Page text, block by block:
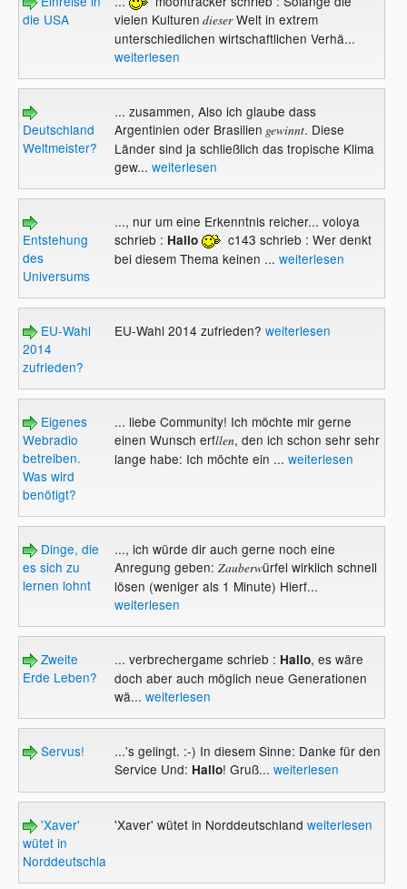
die USA
vielen Kulturen dieserWelt in extrem
unterschiedlichen wirtschaftlichen Verhä...
weiterlesen
Deutschland
Weltmeister?
... zusammen, Also ich glaube dass
Argentinien oder Brasilien gewinnt. Diese
Länder sind ja schließlich das tropische Klima
gew... weiterlesen
Entstehung
des
Universums
..., nur um eine Erkenntnis reicher... voloya
schrieb : Hallo
c143 schrieb : Wer denkt
bei diesem Thema keinen ... weiterlesen
EU-Wahl
2014
zufrieden?
EU-Wahl 2014 zufrieden? weiterlesen
Eigenes
Webradio
betreiben.
Was wird
benötigt?
... liebe Community! Ich möchte mir gerne
einen Wunsch erfllen, den ich schon sehr sehr
lange habe: Ich möchte ein ... weiterlesen
Dinge, die
es sich zu
lernen lohnt
..., ich würde dir auch gerne noch eine
Anregung geben: Zauberwürfel wirklich schnell
lösen (weniger als 1 Minute) Hierf...
weiterlesen
Zweite
Erde Leben?
... verbrechergame schrieb : Hallo, es wäre
doch aber auch möglich neue Generationen
wä... weiterlesen
Servus!
...'s gelingt. :-) In diesem Sinne: Danke für den
Service Und: Hallo! Gruß... weiterlesen
'Xaver'
wütet in
Norddeutschland
'Xaver' wütet in Norddeutschland weiterlesen